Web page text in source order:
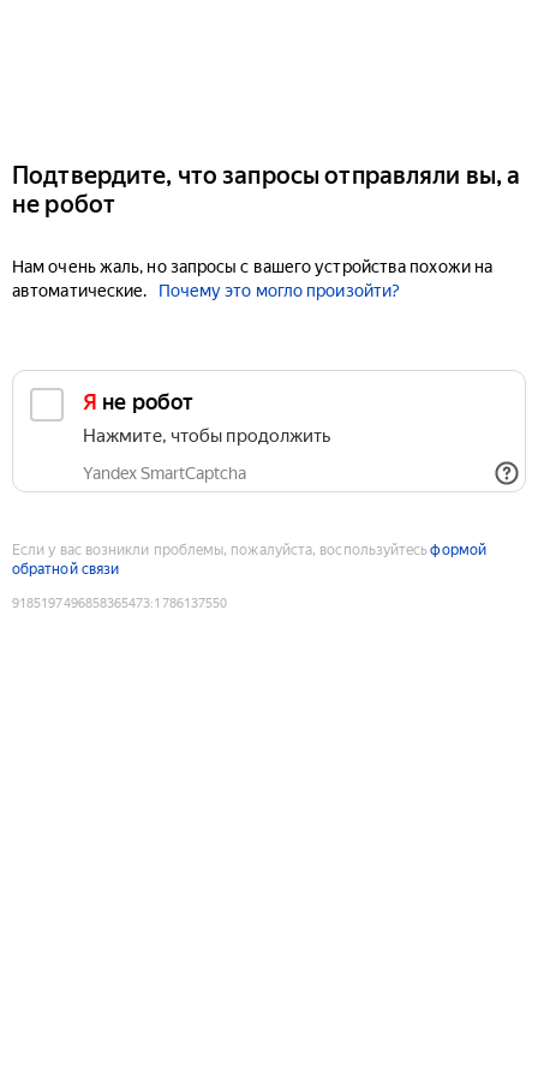
Подтвердите, что запросы отправляли вы, а
не робот
Нам очень жаль, но запросы с вашего устройства похожи на
автоматические.
Почему это могло произойти?
Я не робот
Нажмите, чтобы продолжить
Yandex SmartCaptcha
Если у вас возникли проблемы, пожалуйста, воспользуйтесьформой
обратной связи
9185197496858365473:1786137550